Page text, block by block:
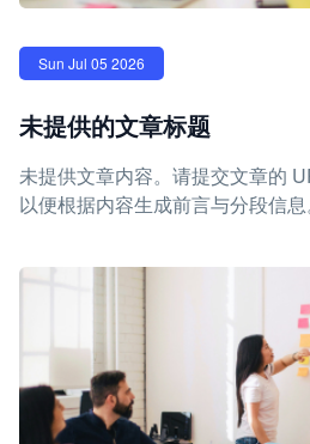
Sun Jul 05 2026
未提供的文章标题
未提供文章内容。请提交文章的
以便根据内容生成前言与分段信息